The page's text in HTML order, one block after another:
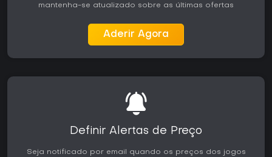
mantenha-se atualizado sobre as últimas ofertas
Aderir Agora
Definir Alertas de Preço
Seja notificado por email quando os preços dos jogos